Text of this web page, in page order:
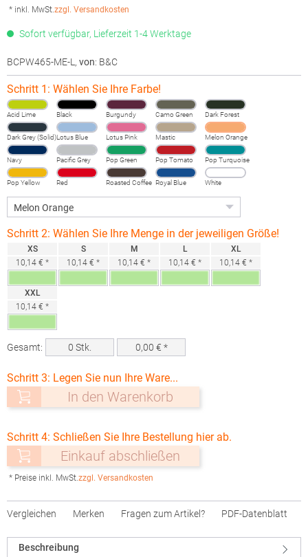
* inkl. MwSt.zzgl. Versandkosten
Sofort verfügbar, Lieferzeit 1-4 Werktage
BCPW465-ME-L , von: B&C
Schritt 1: Wählen Sie Ihre Farbe!
Acid Lime Black Burgundy Camo Green Dark Forest
Dark Grey (Solid)Lotus Blue Lotus Pink Mastic Melon Orange
Navy Pacific Grey Pop Green Pop Tomato Pop Turquoise
Pop Yellow Red Roasted Coffee Royal Blue White
Schritt 2: Wählen Sie Ihre Menge in der jeweiligen Größe!
XS
10,14 € *
S
10,14 € *
M
10,14 € *
L
10,14 € *
XL
10,14 € *
XXL
10,14 € *
Gesamt: 0 Stk. 0,00 € *
Schritt 3: Legen Sie nun Ihre Ware...
In den Warenkorb
Schritt 4: Schließen Sie Ihre Bestellung hier ab.
Einkauf abschließen
* Preise inkl. MwSt.zzgl. Versandkosten
Vergleichen Merken Fragen zum Artikel? PDF-Datenblatt
Beschreibung